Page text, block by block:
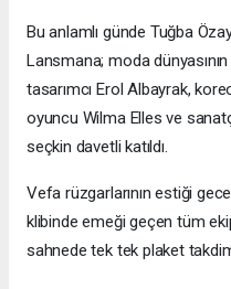
Bu anlamlı günde Tuğba
Lansmana; moda
tasarımcı Erol Albayrak,
oyuncu Wilma Elles ve
seçkin davetli katıldı.
Vefa rüzgarlarının estiği
klibinde emeği geçen tüm
sahnede tek tek plaket